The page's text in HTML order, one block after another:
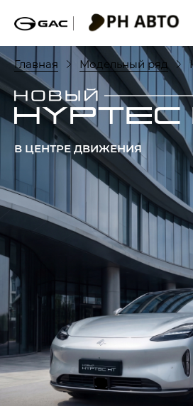
Главная Модельный ряд
В ЦЕНТРЕ ДВИЖЕНИЯ